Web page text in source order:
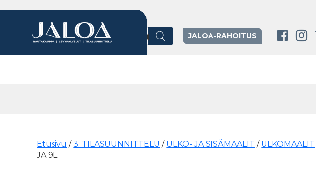
Products search
JALOA-RAHOITUS
Etusivu /3. TILASUUNNITTELU / ULKO- JA SISÄMAALIT / ULKOMAALIT
JA 9L